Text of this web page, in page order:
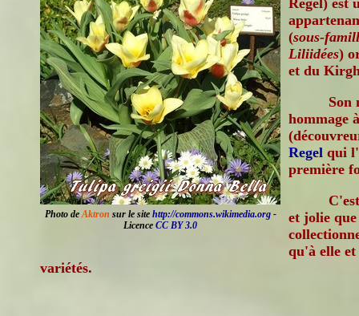
Photo deAktron sur le site http://commons.wikimedia.org-
Licence CC BY 3.0
Regel) est
(sous-
Liliidées)
et du
Son
hommage
Regel qui
première
et jolie
qu'à elle et
variétés.